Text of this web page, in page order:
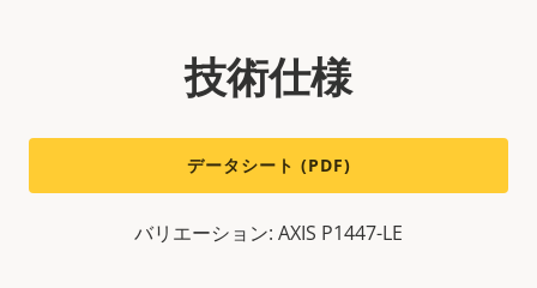
技術仕様
データシート (PDF)
バリエーション: AXIS P1447-LE